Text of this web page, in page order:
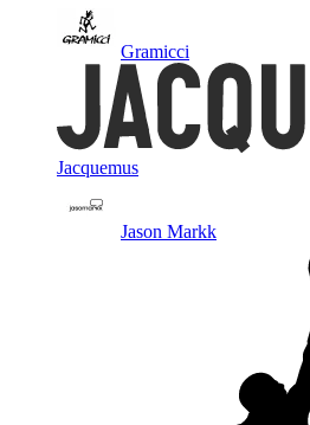
Gramicci
Jacquemus
Jason Markk